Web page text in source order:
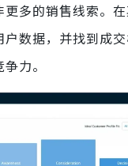
多的销售线索。
数据，并找到成
力。